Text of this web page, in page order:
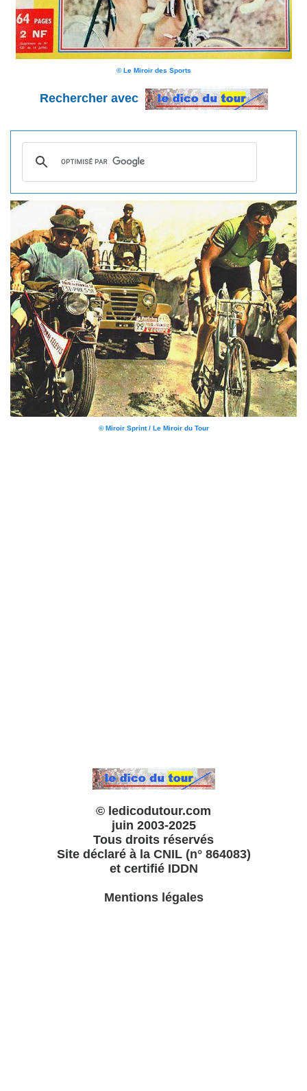
© Le Miroir des Sports
Rechercher avec
© Miroir Sprint / Le Miroir du Tour
© ledicodutour.com
juin 2003-2025
Tous droits réservés
Site déclaré à la CNIL (n° 864083)
et certifié IDDN
Mentions légales